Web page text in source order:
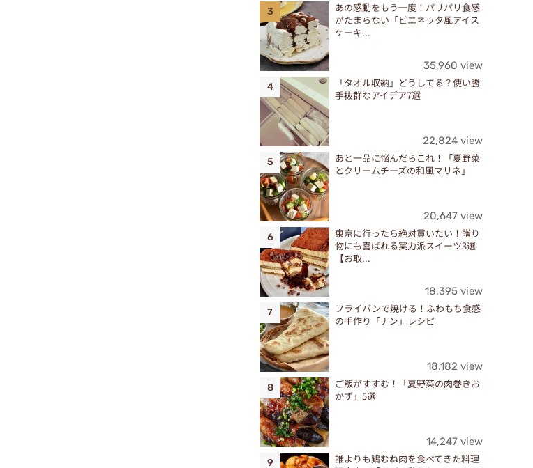
あの感動をもう一度！パリパリ食感
がたまらない「ビエネッタ風アイス
ケーキ...
35,960 view
「タオル収納」どうしてる？使い勝
手抜群なアイデア7選
22,824 view
あと一品に悩んだらこれ！「夏野菜
とクリームチーズの和風マリネ」
20,647 view
東京に行ったら絶対買いたい！贈り
物にも喜ばれる実力派スイーツ3選
【お取...
18,395 view
フライパンで焼ける！ふわもち食感
の手作り「ナン」レシピ
18,182 view
ご飯がすすむ！「夏野菜の肉巻きお
かず」5選
14,247 view
誰よりも鶏むね肉を食べてきた料理